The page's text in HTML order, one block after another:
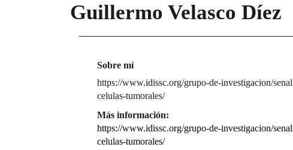
Guillermo Velasco Díez
Sobre mí
https://www.idissc.org/grupo-de-investigacion/
celulas-tumorales/
Más información:
https://www.idissc.org/grupo-de-investigacion/
celulas-tumorales/